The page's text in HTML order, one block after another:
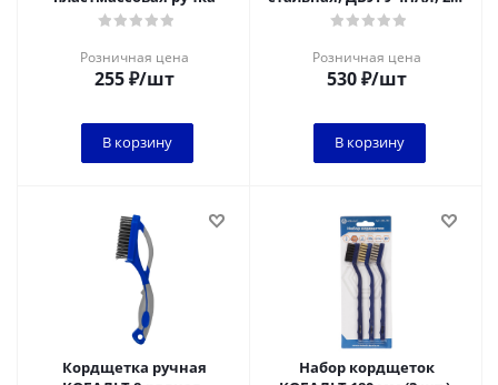
Розничная цена
255₽/шт
В корзину
мм, пластиковая
Розничная цена
530₽/шт
В корзину
Кордщетка ручная
Набор кордщеток